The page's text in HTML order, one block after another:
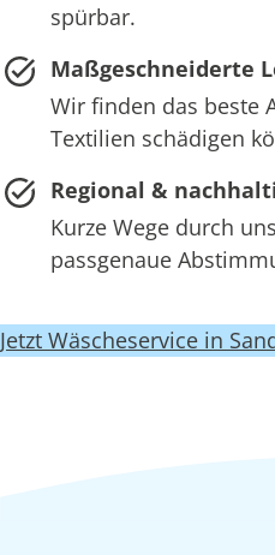
spürbar.
Maßgeschneiderte
Wir finden das beste
Textilien schädigen
Regional &
Kurze Wege durch
passgenaue
Jetzt Wäscheservice in